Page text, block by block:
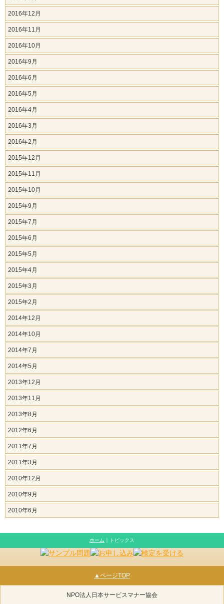
2016年12月
2016年11月
2016年10月
2016年9月
2016年6月
2016年5月
2016年4月
2016年3月
2016年2月
2015年12月
2015年11月
2015年10月
2015年9月
2015年7月
2015年6月
2015年5月
2015年4月
2015年3月
2015年2月
2014年12月
2014年10月
2014年7月
2014年5月
2013年12月
2013年11月
2013年8月
2012年6月
2011年7月
2011年3月
2010年12月
2010年9月
2010年6月
ホーム ｜トピックス
▲ページTOP
NPO法人日本サービスマナー協会